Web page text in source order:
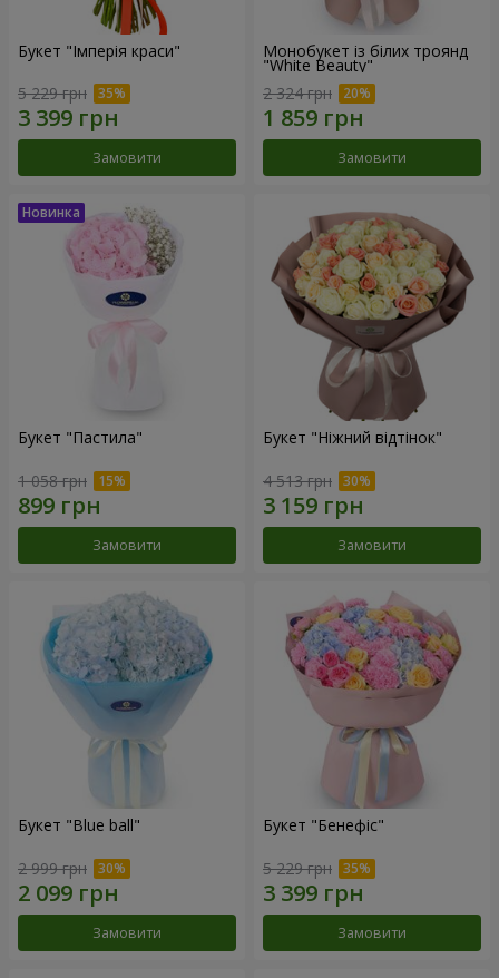
Букет "Імперія краси"
5 229 грн
Замовити
Монобукет із білих троянд
"White Beauty"
2 324 грн
Замовити
Букет "Пастила"
1 058 грн
Замовити
Букет "Ніжний відтінок"
4 513 грн
Замовити
Букет "Blue ball"
2 999 грн
Замовити
Букет "Бенефіс"
5 229 грн
Замовити